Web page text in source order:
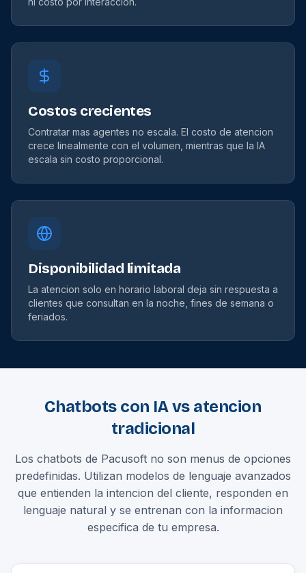
Costos crecientes
Contratar mas agentes no escala. El costo de atencion
crece linealmente con el volumen, mientras que la IA
escala sin costo proporcional.
Disponibilidad limitada
La atencion solo en horario laboral deja sin respuesta a
clientes que consultan en la noche, fines de semana o
feriados.
Chatbots con IA vs atencion
tradicional
Los chatbots de Pacusoft no son menus de opciones
predefinidas. Utilizan modelos de lenguaje avanzados
que entienden la intencion del cliente, responden en
lenguaje natural y se entrenan con la informacion
especifica de tu empresa.